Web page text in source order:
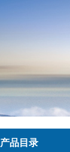
产品目录